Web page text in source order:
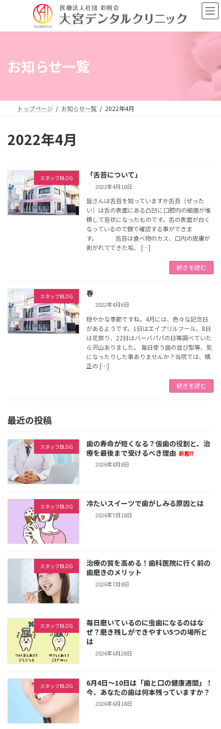
ン
ー
お知らせ一覧
トップページ お知らせ一覧 2022年4月
2022年4月
スタッフBLOG 「舌苔について」
2022年4月18日
皆さんは舌苔を知っていますか舌苔（ぜった
い）は舌の表面にある凸凹に口腔内の細菌が堆
積して苔状になったものです。舌の表面が白く
なっているので鏡で確認する事ができま
す。 舌苔は食べ物のカス、口内の皮膚が
剥がれてできた垢、 […]
続きを読む
スタッフBLOG 春
2022年4月6日
穏やかな季節ですね。4月には、色々な記念日
があるようです。1日はエイプリルフール、8日
は花祭り、22日はバーバパパの日等調べていた
ら沢山ありました。 毎日使う歯の並び型等、気
になったりした事ありませんか？当院では、矯
正の […]
続きを読む
最近の投稿
スタッフBLOG
歯の寿命が短くなる？仮歯の役割と、治
療を最後まで受けるべき理由 新着!!
2026年8月8日
スタッフBLOG 冷たいスイーツで歯がしみる原因とは
2026年7月18日
スタッフBLOG
治療の質を高める！歯科医院に行く前の
歯磨きのメリット
2026年7月8日
スタッフBLOG
毎日磨いているのに虫歯になるのはな
ぜ？磨き残しができやすい5つの場所と
は
2026年6月28日
スタッフBLOG
6月4日～10日は「歯と口の健康週間」！
今、あなたの歯は何本残っていますか？
2026年6月18日